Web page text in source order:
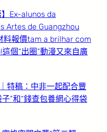
】Ex-alunos da
Artes de Guangzhou
料報價tam a brilhar com
個“出圈”動漫又來自廣
特稿：中非一起配合豐
”和“錢查包養網心得袋